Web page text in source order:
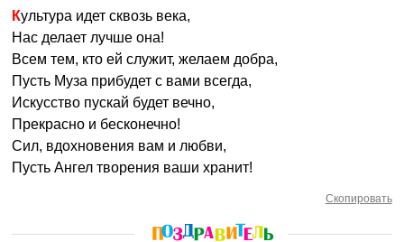
Культура идет сквозь века,
Нас делает лучше она!
Всем тем, кто ей служит, желаем добра,
Пусть Муза прибудет с вами всегда,
Искусство пускай будет вечно,
Прекрасно и бесконечно!
Сил, вдохновения вам и любви,
Пусть Ангел творения ваши хранит!
Скопировать